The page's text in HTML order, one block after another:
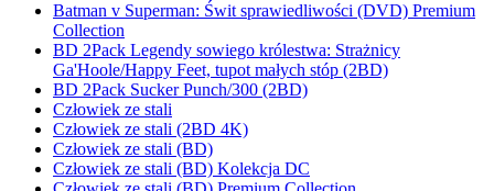
Batman v Superman: Świt sprawiedliwości (DVD) Premium
Collection
BD 2Pack Legendy sowiego królestwa: Strażnicy
Ga'Hoole/Happy Feet, tupot małych stóp (2BD)
BD 2Pack Sucker Punch/300 (2BD)
Człowiek ze stali
Człowiek ze stali (2BD 4K)
Człowiek ze stali (BD)
Człowiek ze stali (BD) Kolekcja DC